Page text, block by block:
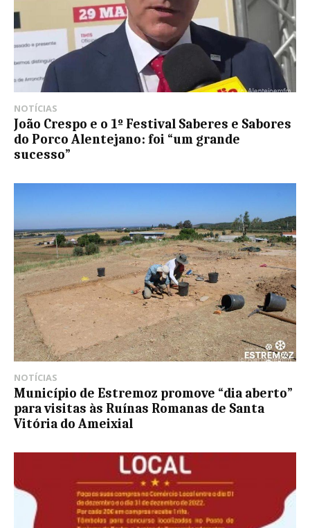
NOTÍCIAS
João Crespo e o 1º Festival Saberes e Sabores
do Porco Alentejano: foi “um grande
sucesso”
NOTÍCIAS
Município de Estremoz promove “dia aberto”
para visitas às Ruínas Romanas de Santa
Vitória do Ameixial